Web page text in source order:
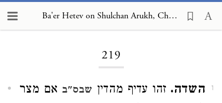
Ba'er Hetev on Shulchan Arukh, Choshen Mishpat 219
219
1 השדה. זהו עדיף מהדין שבס"ב אם מצר